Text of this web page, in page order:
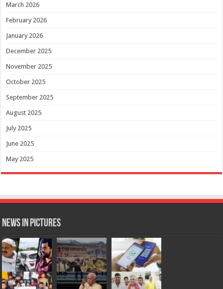
March 2026
February 2026
January 2026
December 2025
November 2025
October 2025
September 2025
August 2025
July 2025
June 2025
May 2025
News in Pictures